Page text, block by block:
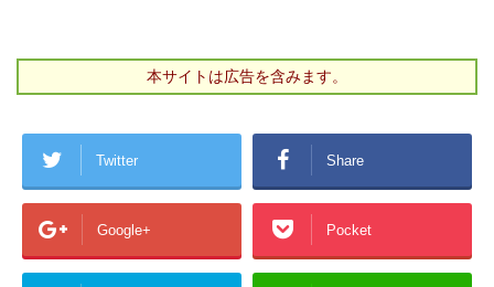
本サイトは広告を含みます。
Twitter Share
Google+ Pocket